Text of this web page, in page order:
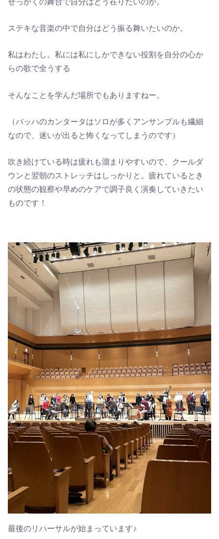
ステキな音楽の中で自分はどう振る舞いたいのか。
私はわたし。私には私にしかできない役割を自分の心か
らの歌で全うする
そんなことを学んだ場所でもありますねー。
（バッハのカンタータはソロが多くアンサンブルも繊細
なので、迷いが出ると怖くなってしまうのです）
吹き続けている時は疲れも溜まりやすいので、クールダ
ウンと翌朝のストレッチはしっかりと。疲れているとき
の状態の観察や早めのケアで調子良く演奏していきたい
ものです！
最後のリハーサルが始まっています♪